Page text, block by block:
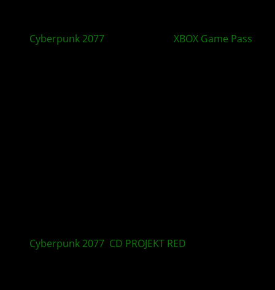
Cyberpunk 2077 XBOX Game Pass
Cyberpunk 2077 CD PROJEKT RED